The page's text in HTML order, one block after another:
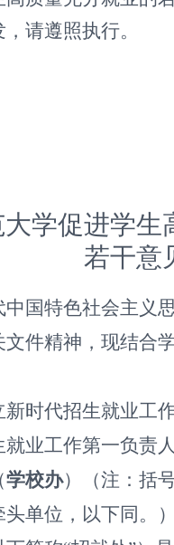
请遵照执行。
学促进学生
若干意
国特色社会主义
件精神，现结合
时代招生就业工
业工作第一负责
学校办）（注：括
单位，以下同。）